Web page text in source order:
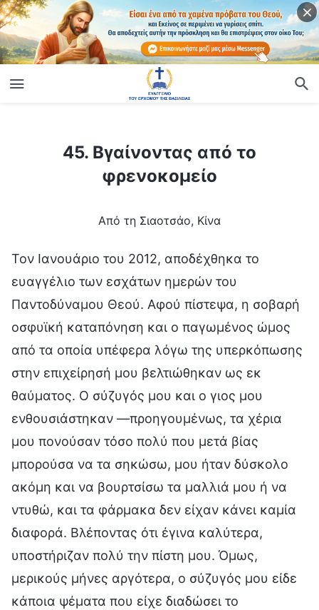
45. Βγαίνοντας από το φρενοκομείο
45. Βγαίνοντας από το
φρενοκομείο
Από τη Σιαοτσάο, Κίνα
Τον Ιανουάριο του 2012, αποδέχθηκα το
ευαγγέλιο των εσχάτων ημερών του
Παντοδύναμου Θεού. Αφού πίστεψα, η σοβαρή
οσφυϊκή καταπόνηση και ο παγωμένος ώμος
από τα οποία υπέφερα λόγω της υπερκόπωσης
στην επιχείρησή μου βελτιώθηκαν ως εκ
θαύματος. Ο σύζυγός μου και ο γιος μου
ενθουσιάστηκαν —προηγουμένως, τα χέρια
μου πονούσαν τόσο πολύ που μετά βίας
μπορούσα να τα σηκώσω, μου ήταν δύσκολο
ακόμη και να βουρτσίσω τα μαλλιά μου ή να
ντυθώ, και τα φάρμακα δεν είχαν κάνει καμία
διαφορά. Βλέποντας ότι έγινα καλύτερα,
υποστήριζαν πολύ την πίστη μου. Όμως,
μερικούς μήνες αργότερα, ο σύζυγός μου είδε
κάποια ψέματα που είχε διαδώσει το